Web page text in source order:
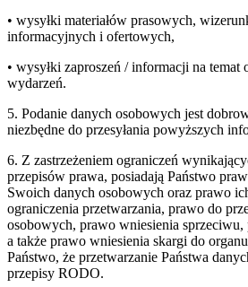
• wysyłki materiałów prasowych,
informacyjnych i ofertowych,
• wysyłki zaproszeń / informacji na temat
wydarzeń.
5. Podanie danych osobowych jest
niezbędne do przesyłania powyższych
6. Z zastrzeżeniem ograniczeń
przepisów prawa, posiadają Państwo
Swoich danych osobowych oraz prawo
ograniczenia przetwarzania, prawo do
osobowych, prawo wniesienia
a także prawo wniesienia skargi do
Państwo, że przetwarzanie Państwa
przepisy RODO.